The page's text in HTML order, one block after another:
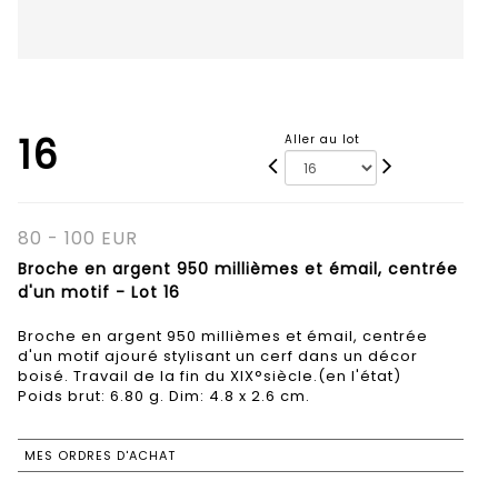
16 Aller au lot
80 - 100 EUR
Broche en argent 950 millièmes et émail, centrée
d'un motif - Lot 16
Broche en argent 950 millièmes et émail, centrée
d'un motif ajouré stylisant un cerf dans un décor
boisé. Travail de la fin du XIX°siècle.(en l'état)
Poids brut: 6.80 g. Dim: 4.8 x 2.6 cm.
MES ORDRES D'ACHAT